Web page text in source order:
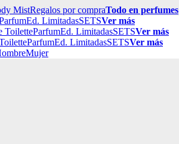
MistRegalos por compraTodo en perfumes
Ed. LimitadasSETSVer más
ToiletteParfumEd. LimitadasSETSVer más
ParfumEd. LimitadasSETSVer más
Mujer